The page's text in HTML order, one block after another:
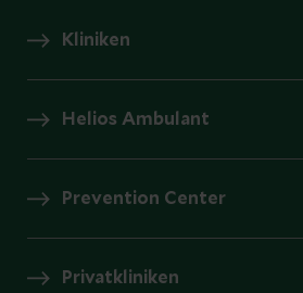
Kliniken
Helios Ambulant
Prevention Center
Privatkliniken